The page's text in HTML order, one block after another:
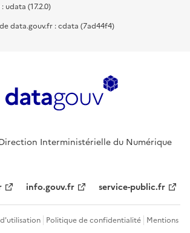
udata (17.2.0)
data.gouv.fr : cdata (7ad44f4)
Interministérielle du Numérique
info.gouv.fr service-public.fr
Politique de confidentialité Mentions